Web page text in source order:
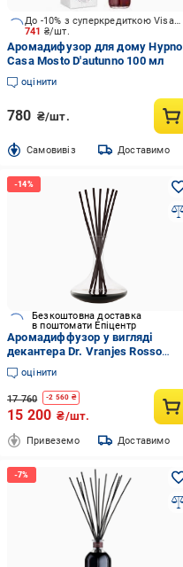
741 ₴/шт.
До -10% з суперкредиткою Visa Вигода
Аромадифузор для дому Hypno
Casa Mosto D'autunno 100 мл
оцінити
780 ₴/шт.
Cамовивіз Доставимо
Безкоштовна доставка
в поштомати Епіцентр
Аромадиффузор у вигляді
декантера Dr. Vranjes Rosso
Nobile Bordolese e decanter 750
мл FRV0016A)
оцінити
17 760 -2 560 ₴
15 200 ₴/шт.
Привеземо Доставимо